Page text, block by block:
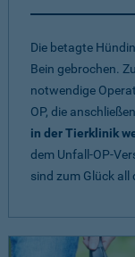
Die betagte
Bein gebrochen.
notwendige
OP, die
in der Tierklinik
dem Unfall-OP-
sind zum Glück all